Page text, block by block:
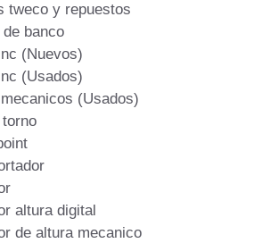
tweco y repuestos
de banco
(Nuevos)
(Usados)
(Usados)
altura digital
de altura mecanico